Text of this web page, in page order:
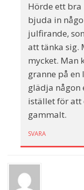
Hörde ett
bjuda in
julfirande,
att tänka sig.
mycket. Man
granne på en
glädja någon
istället för att
gammalt.
SVARA